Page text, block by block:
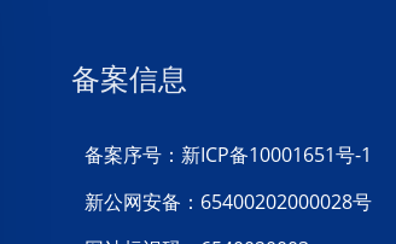
备案信息
备案序号：新ICP备10001651号-1
新公网安备：65400202000028号